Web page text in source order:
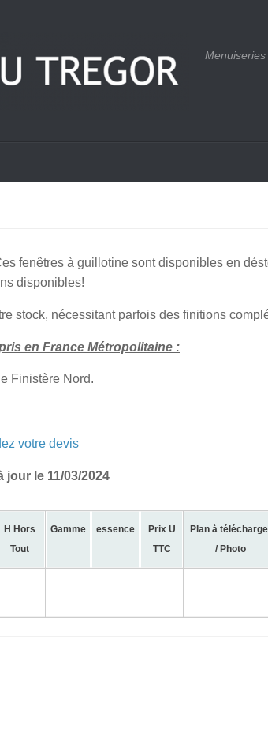
fenêtres à guillotine sont disponibles en
disponibles!
stock, nécessitant parfois des finitions
en France Métropolitaine :
Finistère Nord.
votre devis
jour le 11/03/2024
H Hors
Tout
Gamme essence
Prix U
TTC
Plan à
/ Photo